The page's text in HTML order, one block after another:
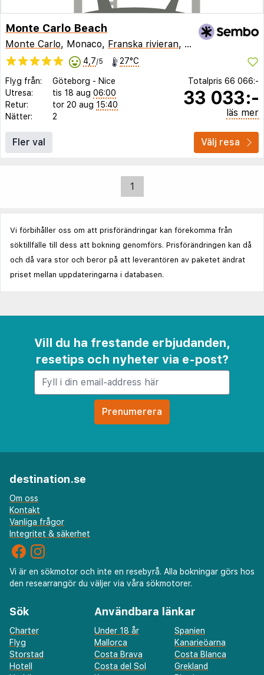
Monte Carlo Beach
Monte Carlo, Monaco, Franska rivieran, Frankrike
4,7/5 27°C
Flyg från: Göteborg - Nice
Utresa:
tis 18 aug 06:00
Retur:
tor 20 aug 15:40
Nätter:
2
Totalpris 66 066:-
33 033:-
läs mer
Fler val Välj resa
1
Vi förbihåller oss om att prisförändringar kan förekomma från
söktillfälle till dess att bokning genomförs. Prisförändringen kan då
och då vara stor och beror på att leverantören av paketet ändrat
priset mellan uppdateringarna i databasen.
Vill du ha frestande erbjudanden,
resetips och nyheter via e-post?
destination.se
Om oss
Kontakt
Vanliga frågor
Integritet & säkerhet
Vi är en sökmotor och inte en resebyrå. Alla bokningar görs hos
den researrangör du väljer via våra sökmotorer.
Sök
Charter
Flyg
Storstad
Hotell
Användbara länkar
Under 18 år
Spanien
Mallorca
Kanarieöarna
Costa Brava
Costa Blanca
Costa del Sol
Grekland